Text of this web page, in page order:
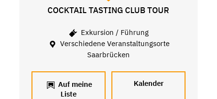
COCKTAIL TASTING CLUB TOUR
Exkursion / Führung
Verschiedene Veranstaltungsorte
Saarbrücken
Auf meine
Liste
Kalender